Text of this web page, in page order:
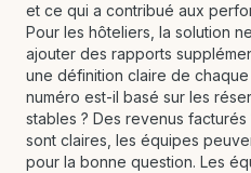
et ce qui a contribué aux
Pour les hôteliers, la solution
ajouter des rapports
une définition claire de
numéro est-il basé sur les
stables ? Des revenus
sont claires, les équipes
pour la bonne question. Les